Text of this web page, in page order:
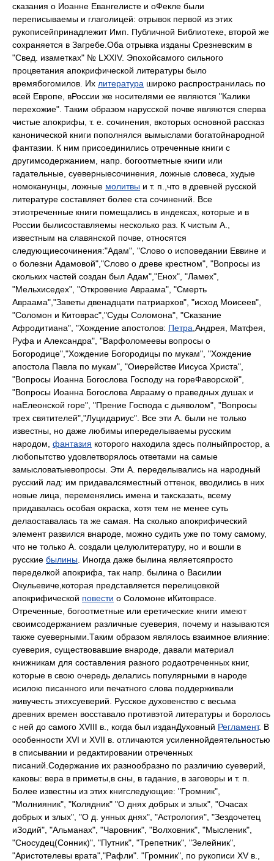
сказания о Иоанне Евангелисте и оФекле были
переписываемы и глаголицей: отрывок первой из этих
рукописейпринадлежит Имп. Публичной Библиотеке, второй же
сохраняется в Загребе.Оба отрывка изданы Срезневским в
"Свед. изаметках" № LXXIV. Эпохойсамого сильного
процветания апокрифической литературы было
времябогомилов. Их литература широко распространилась по
всей Европе, вРоссии же носителями ее являются "Калики
перехожие". Таким образом нарусской почве являются сперва
чистые апокрифы, т. е. сочинения, вкоторых основной рассказ
канонической книги пополнялся вымыслами богатойнародной
фантазии. К ним присоединились отреченные книги с
другимсодержанием, напр. богоотметные книги или
гадательные, суеверныесочинения, ложные словеса, худые
номоканунцы, ложные молитвы и т. п.,что в древней русской
литературе составляет более ста сочинений. Все
этиотреченные книги помещались в индексах, которые и в
России былисоставляемы несколько раз. К чистым А.,
известным на славянской почве, относятся
следующиесочинения:"Адам", "Слово о исповедании Еввине и
о болезни Адамовой","Слово о древе крестном", "Вопросы из
скольких частей создан был Адам","Енох", "Ламех",
"Мельхиседех", "Откровение Авраама", "Смерть
Авраама","Заветы двенадцати патриархов", "исход Моисеев",
"Соломон и Китоврас","Суды Соломона", "Сказание
Афродитиана", "Хождение апостолов: Петра ,Андрея, Матфея,
Руфа и Александра", "Варфоломеевы вопросы о
Богородице","Хождение Богородицы по мукам", "Хождение
апостола Павла по мукам", "Оиерействе Иисуса Христа",
"Вопросы Иоанна Богослова Господу на гореФаворской",
"Вопросы Иоанна Богослова Аврааму о праведных душах и
наЕлеонской горе", "Прение Господа с дьяволом", "Вопросы
трех святителей","Луцидариус". Все эти А. были не только
известны, но даже любимы ипеределываемы русским
народом, фантазия которого находила здесь полныйпростор, а
любопытство удовлетворялось ответами на самые
замысловатыевопросы. Эти А. переделывались на народный
русский лад: им придавалсяместный оттенок, вводились в них
новые лица, переменялись имена и таксказать, всему
придавалась особая окраска, хотя тем не менее суть
делаоставалась та же самая. На сколько апокрифический
элемент развился внароде, можно судить уже по тому самому,
что не только А. создали целуюлитературу, но и вошли в
русские былины . Иногда даже былина являетсяпросто
переделкой апокрифа, так напр. былина о Василии
Окульевиче,которая представляется перелицовкой
апокрифической повести о Соломоне иКитоврасе.
Отреченные, богоотметные или еретические книги имеют
своимсодержанием различные суеверия, почему и называются
также суеверными.Таким образом являлось взаимное влияние:
суеверия, существовавшие внароде, давали материал
книжникам для составления разного родаотреченных книг,
которые в свою очередь делались популярными в народе
исилою писанного или печатного слова поддерживали
живучесть этихсуеверий. Русское духовенство с весьма
древних времен восставало противэтой литературы и боролось
с ней до самого XVIII в., когда был изданДуховный Регламент. В
особенности XVI и XVII в. отличаются усиленнойдеятельностью
в списывании и редактировании отреченных
писаний.Содержание их разнообразно по различию суеверий,
каковы: вера в приметы,в сны, в гадание, в заговоры и т. п.
Более известны из этих книгследующие: "Громник",
"Молнияник", "Колядник" "О днях добрых и злых", "Очасах
добрых и злых", "О д. унных днях", "Астрология", "Зездочетец
иЗодий", "Альманах", "Чаровник", "Волховник", "Мысленик",
"Сносудец(Сонник)", "Путник", "Трепетник", "Зелейник",
"Аристотелевы врата","Рафли". "Громник", по рукописи XV в.,